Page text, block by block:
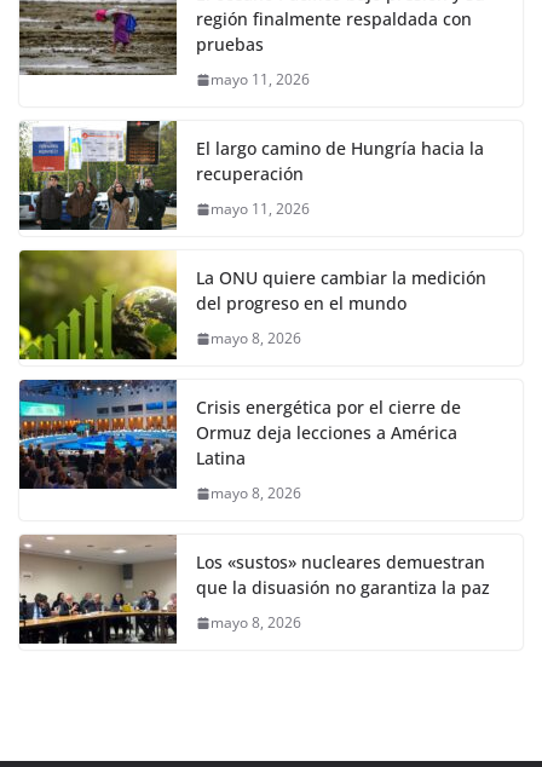
región finalmente respaldada con
pruebas
mayo 11, 2026
El largo camino de Hungría hacia la
recuperación
mayo 11, 2026
La ONU quiere cambiar la medición
del progreso en el mundo
mayo 8, 2026
Crisis energética por el cierre de
Ormuz deja lecciones a América
Latina
mayo 8, 2026
Los «sustos» nucleares demuestran
que la disuasión no garantiza la paz
mayo 8, 2026